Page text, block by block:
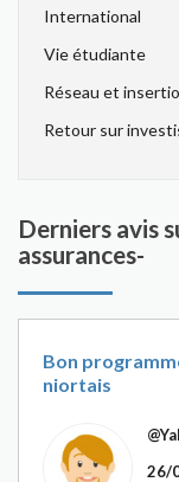
International
Vie étudiante
Réseau et
Retour sur
Derniers avis
assurances-
Bon
niortais
26/